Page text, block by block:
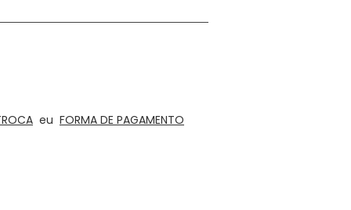
eu FORMA DE PAGAMENTO